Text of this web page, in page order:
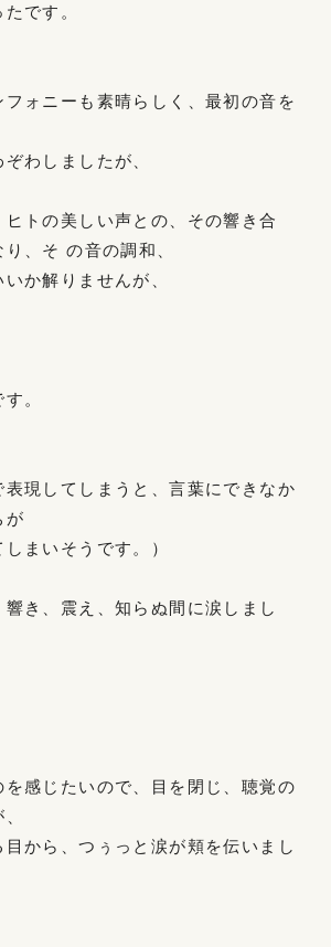
です。
ォニーも素晴らしく、最初の音を
わしましたが、
トの美しい声との、その響き合
、そ の音の調和、
か解りませんが、
。
表現してしまうと、言葉にできなか
が
まいそうです。）
き、震え、知らぬ間に涙しまし
を感じたいので、目を閉じ、聴覚の
から、つぅっと涙が頬を伝いまし